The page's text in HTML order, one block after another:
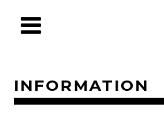
INFORMATION